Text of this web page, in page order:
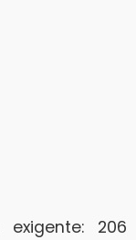
206